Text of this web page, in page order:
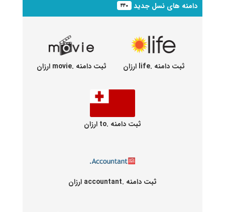
دامنه های نسل جدید ۴۴۰
ثبت دامنه .life ارزان ثبت دامنه .movie ارزان
ثبت دامنه .to ارزان
ثبت دامنه .accountant ارزان